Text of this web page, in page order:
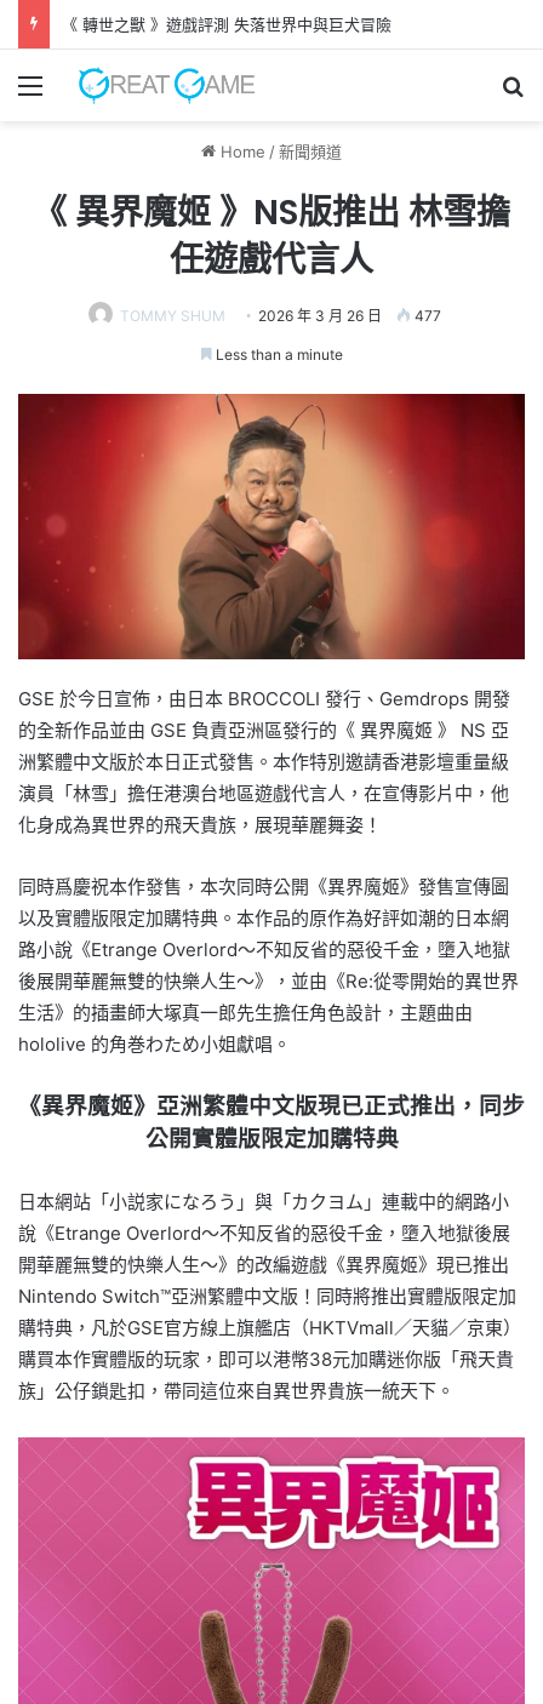
《 轉世之獸 》遊戲評測 失落世界中與巨犬冒險
Menu
Home /新聞頻道
《 異界魔姬 》NS版推出 林雪擔
任遊戲代言人
TOMMY SHUM 2026 年 3 月 26 日 477
Less than a minute
GSE 於今日宣佈，由日本 BROCCOLI 發行、Gemdrops 開發
的全新作品並由 GSE 負責亞洲區發行的《 異界魔姬 》 NS 亞
洲繁體中文版於本日正式發售。本作特別邀請香港影壇重量級
演員「林雪」擔任港澳台地區遊戲代言人，在宣傳影片中，他
化身成為異世界的飛天貴族，展現華麗舞姿！
同時爲慶祝本作發售，本次同時公開《異界魔姬》發售宣傳圖
以及實體版限定加購特典。本作品的原作為好評如潮的日本網
路小說《Etrange Overlord～不知反省的惡役千金，墮入地獄
後展開華麗無雙的快樂人生～》，並由《Re:從零開始的異世界
生活》的插畫師大塚真一郎先生擔任角色設計，主題曲由
hololive 的角巻わため小姐獻唱。
《異界魔姬》亞洲繁體中文版現已正式推出，同步
公開實體版限定加購特典
日本網站「小説家になろう」與「カクヨム」連載中的網路小
說《Etrange Overlord～不知反省的惡役千金，墮入地獄後展
開華麗無雙的快樂人生～》的改編遊戲《異界魔姬》現已推出
Nintendo Switch™亞洲繁體中文版！同時將推出實體版限定加
購特典，凡於GSE官方線上旗艦店（HKTVmall／天貓／京東）
購買本作實體版的玩家，即可以港幣38元加購迷你版「飛天貴
族」公仔鎖匙扣，帶同這位來自異世界貴族一統天下。